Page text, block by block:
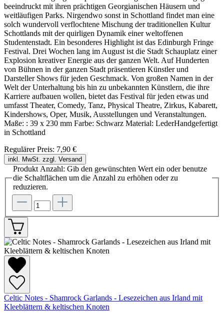
beeindruckt mit ihren prächtigen Georgianischen Häusern und
weitläufigen Parks. Nirgendwo sonst in Schottland findet man eine
solch wundervoll verflochtene Mischung der traditionellen Kultur
Schottlands mit der quirligen Dynamik einer weltoffenen
Studentenstadt. Ein besonderes Highlight ist das Edinburgh Fringe
Festival. Drei Wochen lang im August ist die Stadt Schauplatz einer
Explosion kreativer Energie aus der ganzen Welt. Auf Hunderten
von Bühnen in der ganzen Stadt präsentieren Künstler und
Darsteller Shows für jeden Geschmack. Von großen Namen in der
Welt der Unterhaltung bis hin zu unbekannten Künstlern, die ihre
Karriere aufbauen wollen, bietet das Festival für jeden etwas und
umfasst Theater, Comedy, Tanz, Physical Theatre, Zirkus, Kabarett,
Kindershows, Oper, Musik, Ausstellungen und Veranstaltungen.
Maße: : 39 x 230 mm Farbe: Schwarz Material: LederHandgefertigt
in Schottland
Regulärer Preis: 7,90 €
inkl. MwSt. zzgl. Versand
Produkt Anzahl: Gib den gewünschten Wert ein oder benutze
die Schaltflächen um die Anzahl zu erhöhen oder zu
reduzieren.
Celtic Notes - Shamrock Garlands - Lesezeichen aus Irland mit
Kleeblättern & keltischen Knoten